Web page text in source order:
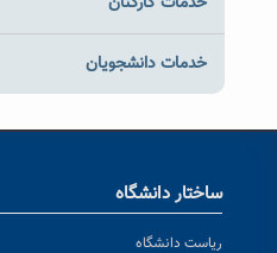
خدمات دانشجویان
ساختار دانشگاه
ریاست دانشگاه